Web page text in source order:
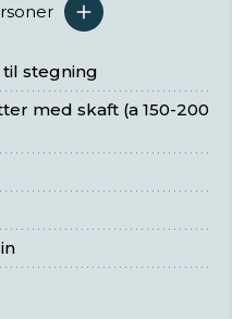
serveringer
stegning
med skaft (a 150-200